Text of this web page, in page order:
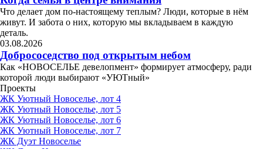
Что делает дом по-настоящему теплым? Люди, которые в нём
живут. И забота о них, которую мы вкладываем в каждую
деталь.
03.08.2026
Добрососедство под открытым небом
Как «НОВОСЕЛЬЕ девелопмент» формирует атмосферу, ради
которой люди выбирают «УЮТный»
Проекты
ЖК Уютный Новоселье, лот 4
ЖК Уютный Новоселье, лот 5
ЖК Уютный Новоселье, лот 6
ЖК Уютный Новоселье, лот 7
ЖК Дуэт Новоселье